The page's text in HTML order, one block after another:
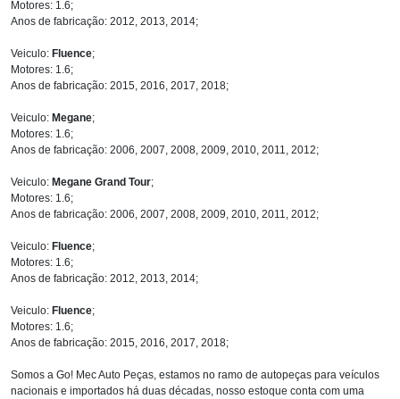
Motores: 1.6;
Anos de fabricação: 2012, 2013, 2014;
Veiculo: Fluence;
Motores: 1.6;
Anos de fabricação: 2015, 2016, 2017, 2018;
Veiculo: Megane;
Motores: 1.6;
Anos de fabricação: 2006, 2007, 2008, 2009, 2010, 2011, 2012;
Veiculo: Megane Grand Tour;
Motores: 1.6;
Anos de fabricação: 2006, 2007, 2008, 2009, 2010, 2011, 2012;
Veiculo: Fluence;
Motores: 1.6;
Anos de fabricação: 2012, 2013, 2014;
Veiculo: Fluence;
Motores: 1.6;
Anos de fabricação: 2015, 2016, 2017, 2018;
Somos a Go! Mec Auto Peças, estamos no ramo de autopeças para veículos
nacionais e importados há duas décadas, nosso estoque conta com uma